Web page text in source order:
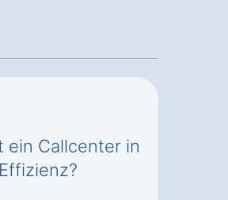
ein Callcenter in